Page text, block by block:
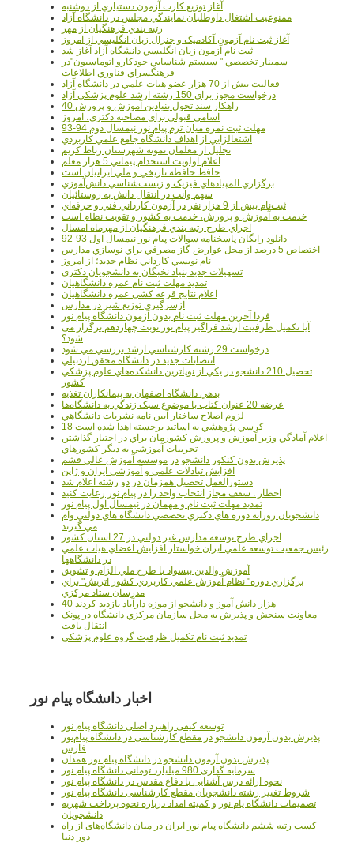
آغاز توزيع کارت آزمون دستياري از دوشنبه
ممنوعيت اشتغال داوطلبان نمايندگي مجلس در دانشگاه آزاد
رتبه بندي فرهنگيان از مهر
آغاز ثبت نام آزمون آکادميک و جنرال زبان انگليسي از امروز
ثبت نام آزمون زبان انگليسي دانشگاه آزاد آغاز شد
سمينار تخصصي " سيستم شناسايي خودکارو اتوماسيون"در
فرهنگسراي فناوري اطلاعات
فعاليت بيش از 70 هزار عضو هيات علمي در دانشگاه آزاد
درخواست مجوز براي 150 رشته ارشد علوم پزشکي آزاد
40 راهکار سند تحول بنيادين آموزش و پرورش
اسامي قبولي براي مصاحبه دکتري، امروز
مهلت ثبت نمره میان ترم پیام نور نیمسال دوم 94-93
اشتغالزايي از اهداف دانشگاه جامع علمي کاربردي
تجليل از معلمان نمونه شهرستان رباط کريم
اعلام اولويت استخدام پيماني 5 هزار معلم
حافظ حافظه تاريخي و ملي ايرانيان است
برگزاري المپيادهاي فيزيک و زيست‌شناسي دانش‌آموزي
سهم وانت در انتقال دانش به روستائيان
ثبت‌نام بيش از 9 هزار نفر در آزمون کارداني فني و حرفه‌اي
خدمت به آموزش و پرورش، خدمت به کشور و تقويت نظام است
اجراي طرح رتبه بندي فرهنگيان از مهرماه امسال
دانلود رایگان پاسخنامه سوالات پیام نور نیمسال اول 93-92
اختصاص 5 درصد از محل عوارض گاز مصرفي براي نوسازي مدارس
نام نويسي کارداني نظام جديد؛ از امروز
تسهيلات جديد بنياد نخبگان به دانشجويان دکتري
تمديد مهلت ثبت نام عمره دانشگاهيان
اعلام نتايج قرعه کشي عمره دانشگاهيان
ازسرگيري توزيع شير در مدارس
فردا آخرین مهلت ثبت نام بدون آزمون دانشگاه پیام نور
آیا تکمیل ظرفیت ارشد فراگیر پیام نور نوبت چهاردهم برگزار می
شود؟
درخواست 29 رشته کارشناسي ارشد بررسي مي شود
انتصابات جديد در دانشگاه محقق اردبيلي
تحصيل 210 دانشجو در يکي از نوپاترين دانشکده‌هاي علوم پزشکي
کشور
بدهي دانشگاه اصفهان به پيمانکاران تغذيه
عرضه 20 عنوان کتاب با موضوع سبک زندگي به دانشگاه‌ها
لزوم اصلاح ساختار آيين نامه نشريات دانشگاهي
18 کرسي پژوهشي به اساتيد برجسته اهدا شده است
اعلام آمادگي وزير آموزش و پرورش کشورمان براي در اختيار گذاشتن
تجربيات آموزشي به ديگر کشورهاي
پذيرش بدون کنکور دانشجو در موسسه آموزش عالي قشم
افزايش تبادلات علمي و آموزشي ايران و ژاپن
دستورالعمل تحصیل همزمان در دو رشته اعلام شد
اخطار : سقف مجاز انتخاب واحد را در پیام نور رعایت کنید
تمدید مهلت ثبت نام و مهمان در نیمسال اول پیام نور
دانشجويان روزانه دوره هاي دكتري تخصصي دانشگاه هاي دولتي وام
مي گيرند
اجراي طرح توسعه مدارس غير دولتي در 27 استان کشور
رئيس جمعيت توسعه علمي ايران خواستار افزايش اعضاي هيات علمي
در دانشگاهها
آموزش والدين بيسواد با طرح ملي الزام و تشويق
برگزاري دوره" نظام آموزش علمي كاربردي كشور اتريش" براي
مدرسان ستاد مرکزي
40 هزار دانش آموز و دانشجو از موزه دارآباد بازديد کردند
معاونت سنجش و پذيرش به محل سازمان مرکزي دانشگاه در پونک
انتقال يافت
تمديد ثبت نام تکميل ظرفيت گروه علوم پزشکي
اخبار دانشگاه پیام نور
توسعه کیفی راهبرد اصلی دانشگاه پیام نور
پذیرش بدون آزمون دانشجو در مقطع کارشناسی در دانشگاه پیام‌نور
فارس
پذیرش بدون آزمون دانشجو در دانشگاه پیام نور همدان
سرمایه گذاری 980 میلیارد تومانی دانشگاه پیام نور
نحوه ارائه درس آشنایی با دفاع مقدس در دانشگاه پیام نور
شروط تغییر رشته دانشجویان مقطع کارشناسی دانشگاه پیام نور
تصمیمات دانشگاه یام نور و کمیته امداد درباره نحوه پرداخت شهریه
دانشجویان
کسب رتبه ششم دانشگاه پیام نور ایران در میان دانشگاه‌های از راه
دور دنیا